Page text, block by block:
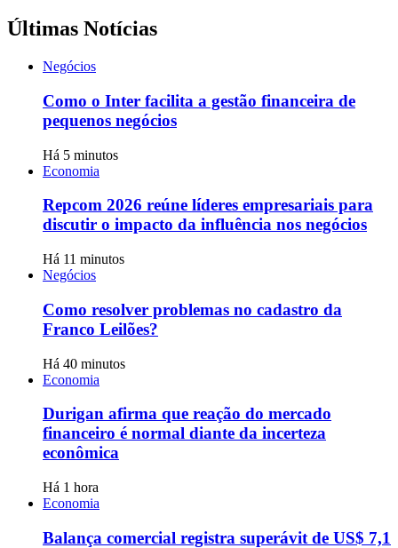
Últimas Notícias
Negócios
Como o Inter facilita a gestão financeira de
pequenos negócios
Há 5 minutos
Economia
Repcom 2026 reúne líderes empresariais para
discutir o impacto da influência nos negócios
Há 11 minutos
Negócios
Como resolver problemas no cadastro da
Franco Leilões?
Há 40 minutos
Economia
Durigan afirma que reação do mercado
financeiro é normal diante da incerteza
econômica
Há 1 hora
Economia
Balança comercial registra superávit de US$ 7,1